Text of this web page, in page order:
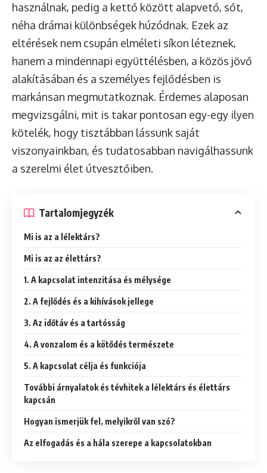
használnak, pedig a kettő között alapvető, sőt,
néha drámai különbségek húzódnak. Ezek az
eltérések nem csupán elméleti síkon léteznek,
hanem a mindennapi együttélésben, a közös jövő
alakításában és a személyes fejlődésben is
markánsan megmutatkoznak. Érdemes alaposan
megvizsgálni, mit is takar pontosan egy-egy ilyen
kötelék, hogy tisztábban lássunk saját
viszonyainkban, és tudatosabban navigálhassunk
a szerelmi élet útvesztőiben.
Tartalomjegyzék
Mi is az a lélektárs?
Mi is az az élettárs?
1. A kapcsolat intenzitása és mélysége
2. A fejlődés és a kihívások jellege
3. Az időtáv és a tartósság
4. A vonzalom és a kötődés természete
5. A kapcsolat célja és funkciója
További árnyalatok és tévhitek a lélektárs és élettárs
kapcsán
Hogyan ismerjük fel, melyikről van szó?
Az elfogadás és a hála szerepe a kapcsolatokban